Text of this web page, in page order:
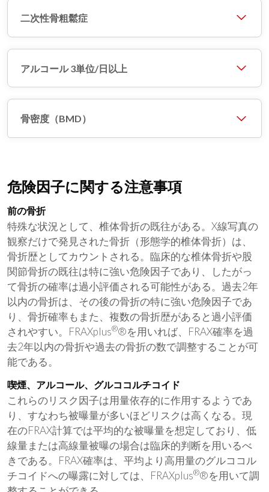
二次性骨粗鬆症
アルコール 3単位/日以上
骨密度（BMD）
危険因子に関する注意事項
前の骨折
特殊な状況として、椎体骨折の既往がある。X線写真の
観察だけで発見された骨折（形態学的椎体骨折）は、
骨折歴としてカウントされる。臨床的な椎体骨折や股
関節骨折の既往は特に強い危険因子であり、したがっ
て骨折の確率は過小評価される可能性がある。過去2年
以内の骨折は、その後の骨折の特に強い危険因子であ
り、骨折確率もまた、複数の骨折歴があると過小評価
されやすい。FRAXplus®®を用いれば、FRAX確率を過
去2年以内の骨折や過去の骨折の数で調整することが可
能である。
喫煙、アルコール、グルココルチコイド
これらのリスク因子は用量依存的に作用するようであ
り、すなわち被曝量が多いほどリスクは高くなる。現
在のFRAX計算では平均的な被曝量を想定しており、低
線量または高線量被曝の場合は臨床的判断を用いるべ
きである。FRAX確率は、平均より高用量のグルココル
チコイドへの曝露に対しては、FRAXplus®®を用いて調